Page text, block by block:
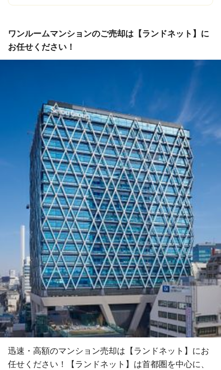
ワンルームマンションのご売却は【ランドネット】に
お任せください！
迅速・高額のマンション売却は【ランドネット】にお
任せください！【ランドネット】は首都圏を中心に、